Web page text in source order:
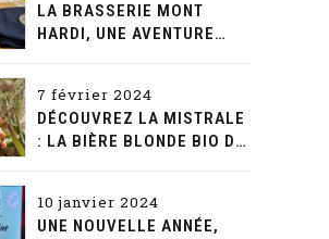
LA BRASSERIE MONT
HARDI, UNE AVENTURE
7 février 2024
DÉCOUVREZ LA MISTRALE
: LA BIÈRE BLONDE BIO DE
10 janvier 2024
UNE NOUVELLE ANNÉE,